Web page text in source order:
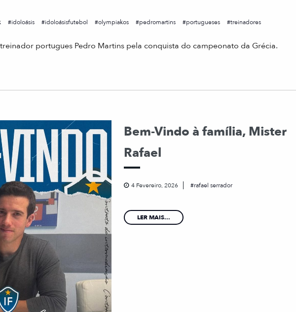
idoloásis idoloásisfutebol olympiakos pedromartins portugueses treinadores
portugues Pedro Martins pela conquista do campeonato da Grécia.
Bem-Vindo à família, Mister
Rafael
4 Fevereiro, 2026 rafael serrador
LER MAIS...